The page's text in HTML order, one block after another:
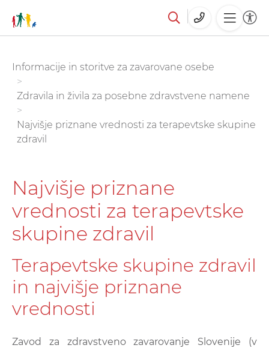
glavno
vsebino
You are here:
Informacije in storitve za zavarovane osebe
Zdravila in živila za posebne zdravstvene namene
Najvišje priznane vrednosti za terapevtske skupine
zdravil
Najvišje priznane
vrednosti za terapevtske
skupine zdravil
Terapevtske skupine zdravil
in najvišje priznane
vrednosti
Zavod za zdravstveno zavarovanje Slovenije (v